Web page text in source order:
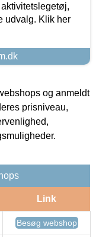
udvalg. Klik her
og anmeldt
prisniveau,
Link
Besøg webshop